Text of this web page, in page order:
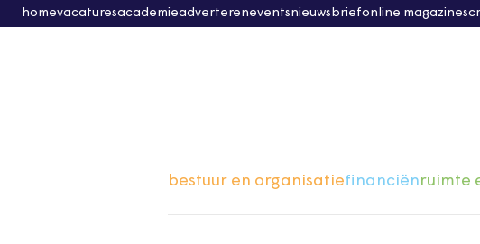
homevacaturesacademieadvertereneventsnieuwsbriefonline magazine
bestuur en organisatiefinanciënruimte